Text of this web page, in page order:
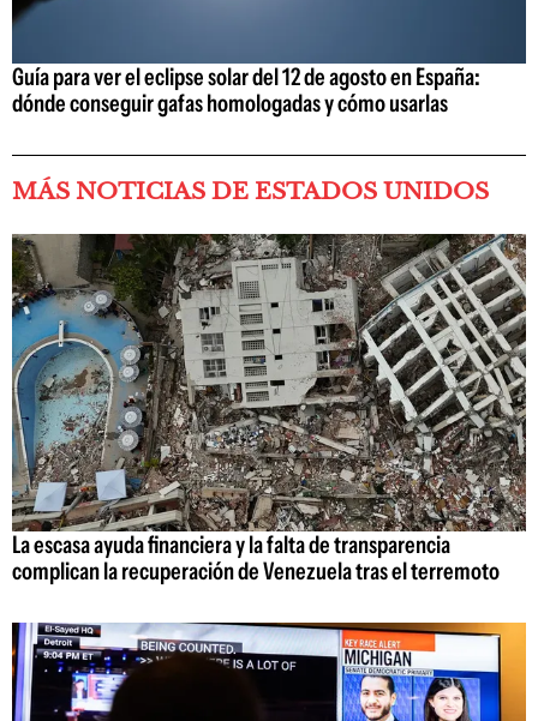
Guía para ver el eclipse solar del 12 de agosto en España:
dónde conseguir gafas homologadas y cómo usarlas
MÁS NOTICIAS DE ESTADOS UNIDOS
La escasa ayuda financiera y la falta de transparencia
complican la recuperación de Venezuela tras el terremoto